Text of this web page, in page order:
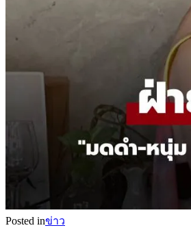
Posted inข่าว